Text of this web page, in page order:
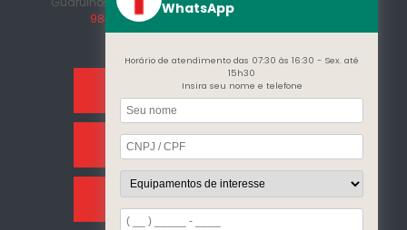
98409-5498
contato@incalfer.com.br
Home
Sobre Nós
Categorias
WhatsApp
Horário de atendimento das 07:30 às 16:30 - Sex. até
15h30
Insira seu nome e telefone